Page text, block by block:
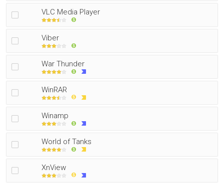
VLC Media Player
Viber
War Thunder
WinRAR
Winamp
World of Tanks
XnView